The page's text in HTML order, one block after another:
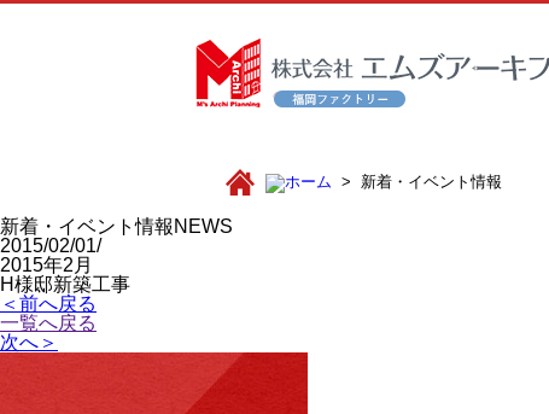
新着・イベント情報
新着・イベント情報 NEWS
2015/02/01/
2015年2月
H様邸新築工事
＜前へ戻る
一覧へ戻る
次へ＞